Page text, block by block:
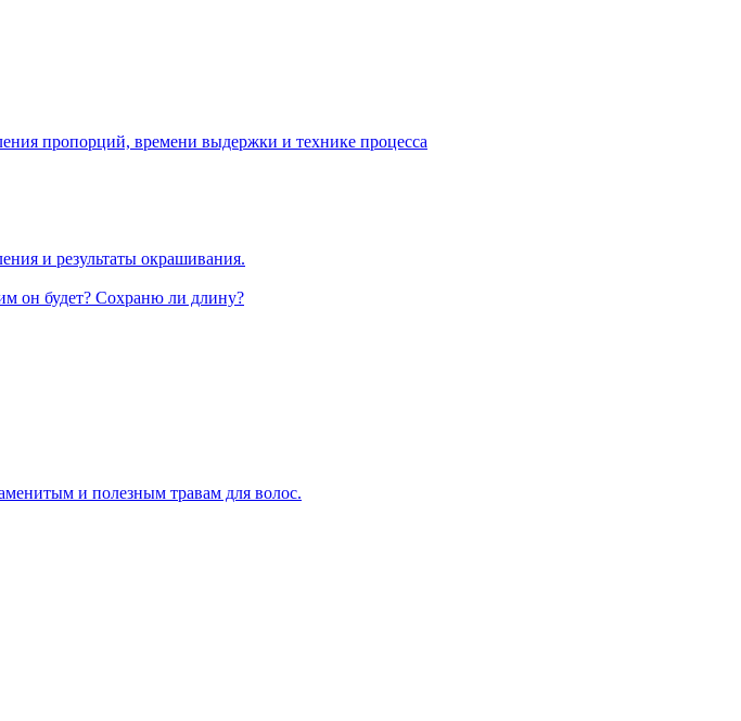
пропорций, времени выдержки и технике процесса
и результаты окрашивания.
он будет? Сохраню ли длину?
и полезным травам для волос.